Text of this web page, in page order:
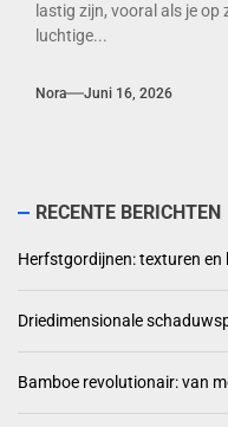
lastig zijn, vooral als je op
luchtige...
Nora Juni 16, 2026
RECENTE BERICHTEN
Herfstgordijnen: texturen en
Driedimensionale
Bamboe revolutionair: van